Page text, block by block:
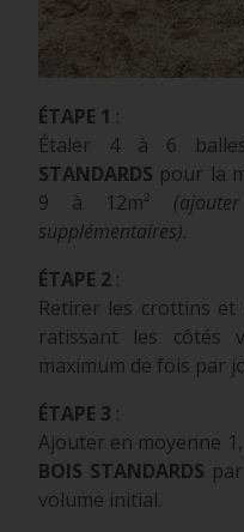
ÉTAPE 1 :
Étaler 4 à 6
STANDARDS pour la
9 à 12m²
supplémentaires).
ÉTAPE 2 :
Retirer les crottins
ratissant les côtés
maximum de fois par
ÉTAPE 3 :
Ajouter en moyenne
BOIS STANDARDS
volume initial.